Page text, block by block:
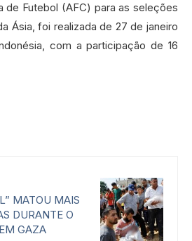
de Futebol (AFC) para as seleções
Ásia, foi realizada de 27 de janeiro
com a participação de 16
MATOU MAIS
DURANTE O
GAZA